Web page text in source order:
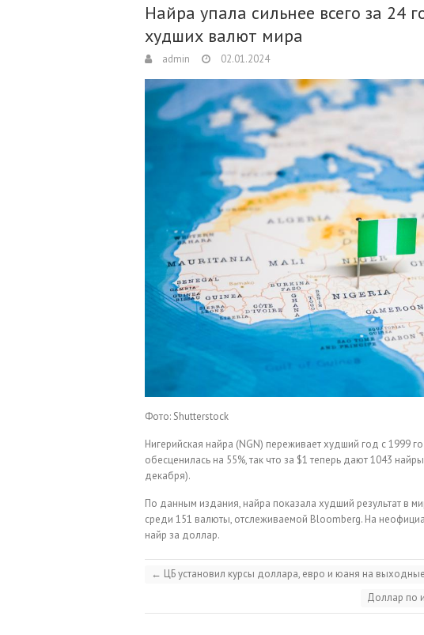
Найра упала сильнее всего за 24
худших валют мира
admin 02.01.2024
Фото: Shutterstock
Нигерийская найра (NGN) переживает худший год с 1999
обесценилась на 55%, так что за $1 теперь дают 1043
декабря).
По данным издания, найра показала худший результат в
среди 151 валюты, отслеживаемой Bloomberg. На
найр за доллар.
← ЦБ установил курсы доллара, евро и юаня на
Доллар по